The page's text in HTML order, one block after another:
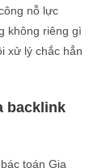
nỗ lực
không riêng gì
xử lý chắc hẳn
backlink
toán Gia